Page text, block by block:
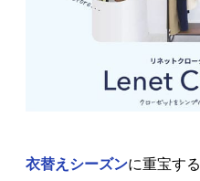
衣替えシーズンに重宝する